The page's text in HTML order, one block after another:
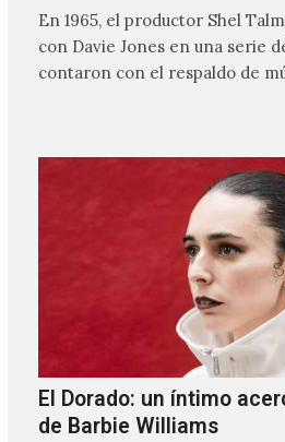
En 1965, el productor Shel
con Davie Jones en una serie
contaron con el respaldo de
El Dorado: un íntimo
de Barbie Williams